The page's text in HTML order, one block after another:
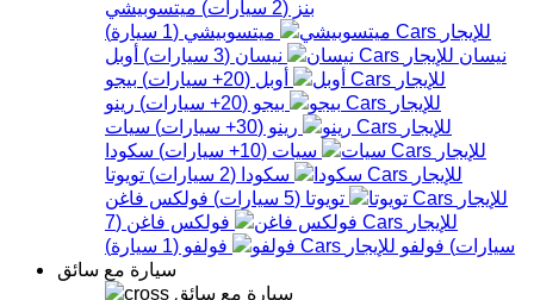
بنز (
2 سيارات) ميتسوبيشي
ميتسوبيشي (
1 سيارة)
نيسان
نيسان (
3 سيارات) أوبل
أوبل (
20+ سيارات) بيجو
بيجو (
20+ سيارات) رينو
رينو (
30+ سيارات) سيات
سيات (
10+ سيارات) سكودا
سكودا (
2 سيارات) تويوتا
تويوتا (
5 سيارات) فولكس فاغن
فولكس فاغن (
7
سيارات) فولفو فولفو (
1 سيارة)
سيارة مع سائق
سيارة مع سائق